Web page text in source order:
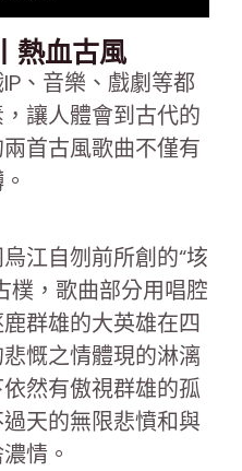
熱血古風
、音樂、戲劇等都
讓人體會到古代的
首古風歌曲不僅有
江自刎前所創的“垓
樸，歌曲部分用唱腔
群雄的大英雄在四
慨之情體現的淋漓
然有傲視群雄的孤
天的無限悲憤和與
情。